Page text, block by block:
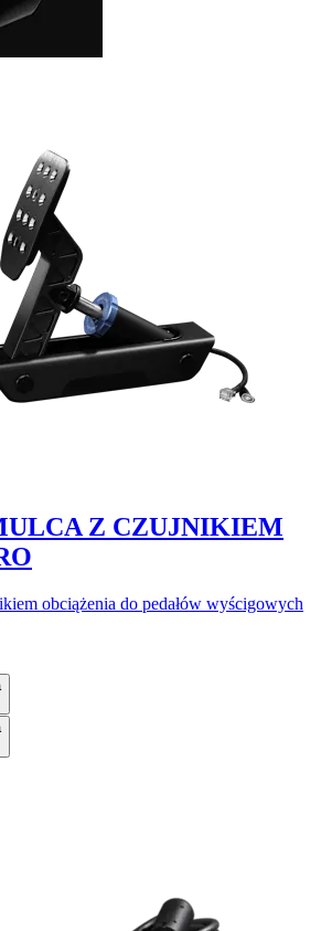
Z CZUJNIKIEM
obciążenia do pedałów wyścigowych